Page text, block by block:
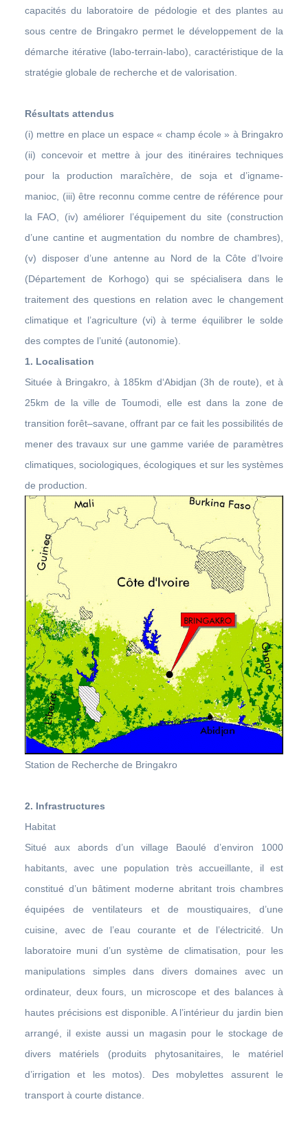
capacités du laboratoire de pédologie et des plantes au
sous centre de Bringakro permet le développement de la
démarche itérative (labo-terrain-labo), caractéristique de la
stratégie globale de recherche et de valorisation.
Résultats attendus
(i) mettre en place un espace « champ école » à Bringakro
(ii) concevoir et mettre à jour des itinéraires techniques
pour la production maraîchère, de soja et d’igname-
manioc, (iii) être reconnu comme centre de référence pour
la FAO, (iv) améliorer l’équipement du site (construction
d’une cantine et augmentation du nombre de chambres),
(v) disposer d’une antenne au Nord de la Côte d’Ivoire
(Département de Korhogo) qui se spécialisera dans le
traitement des questions en relation avec le changement
climatique et l’agriculture (vi) à terme équilibrer le solde
des comptes de l’unité (autonomie).
1. Localisation
Située à Bringakro, à 185km d‘Abidjan (3h de route), et à
25km de la ville de Toumodi, elle est dans la zone de
transition forêt–savane, offrant par ce fait les possibilités de
mener des travaux sur une gamme variée de paramètres
climatiques, sociologiques, écologiques et sur les systèmes
de production.
Station de Recherche de Bringakro
2. Infrastructures
Habitat
Situé aux abords d’un village Baoulé d’environ 1000
habitants, avec une population très accueillante, il est
constitué d’un bâtiment moderne abritant trois chambres
équipées de ventilateurs et de moustiquaires, d’une
cuisine, avec de l’eau courante et de l’électricité. Un
laboratoire muni d’un système de climatisation, pour les
manipulations simples dans divers domaines avec un
ordinateur, deux fours, un microscope et des balances à
hautes précisions est disponible. A l’intérieur du jardin bien
arrangé, il existe aussi un magasin pour le stockage de
divers matériels (produits phytosanitaires, le matériel
d’irrigation et les motos). Des mobylettes assurent le
transport à courte distance.